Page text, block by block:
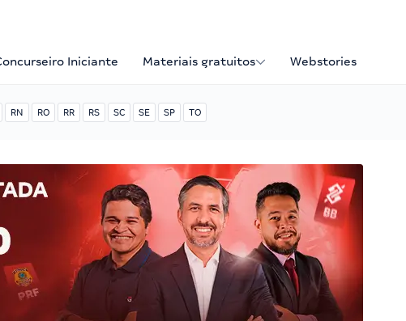
Iniciante Materiais gratuitos Webstories
RN RO RR RS SC SE SP TO